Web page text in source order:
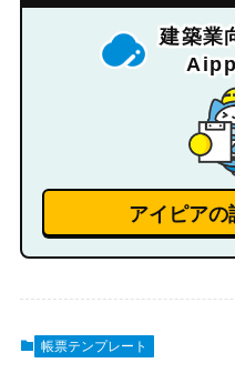
建築業
アイピアの
帳票テンプレート